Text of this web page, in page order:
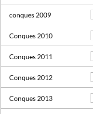
conques 2009
Conques 2010
Conques 2011
Conques 2012
Conques 2013